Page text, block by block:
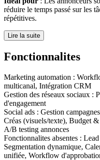
réduire le temps passé sur les
répétitives.
Lire la suite
Fonctionnalites
Marketing automation :
multicanal, Intégration CRM
Gestion des réseaux sociaux :
d'engagement
Social ads : Gestion
Créas (visuels/texte), Budget
A/B testing annonces
Fonctionnalites absentes :
Segmentation dynamique,
unifiée, Workflow